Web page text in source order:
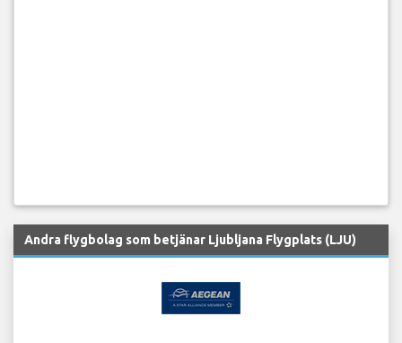
Andra flygbolag som betjänar Ljubljana Flygplats (LJU)